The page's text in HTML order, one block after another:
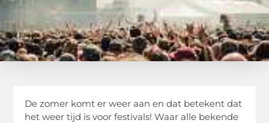
De zomer komt er weer aan en dat betekent dat
het weer tijd is voor festivals! Waar alle bekende